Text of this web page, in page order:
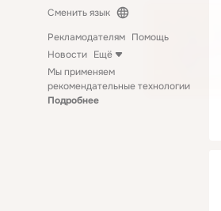
Сменить язык
Рекламодателям Помощь
Новости Ещё
Мы применяем
рекомендательные технологии
Подробнее